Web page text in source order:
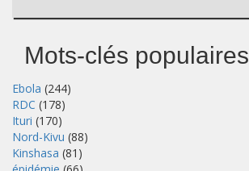
Mots-clés populaires
Ebola (244)
RDC (178)
Ituri (170)
Nord-Kivu (88)
Kinshasa (81)